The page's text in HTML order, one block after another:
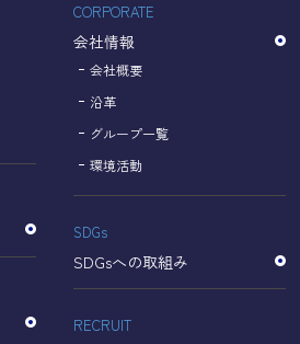
ーポリシー】
privacy?hl=ja
technologies/partner-sites?
るお問い合わせ窓口
CORPORATE
会社情報
会社概要
沿革
グループ一覧
環境活動
SDGs
SDGsへの取組み
RECRUIT